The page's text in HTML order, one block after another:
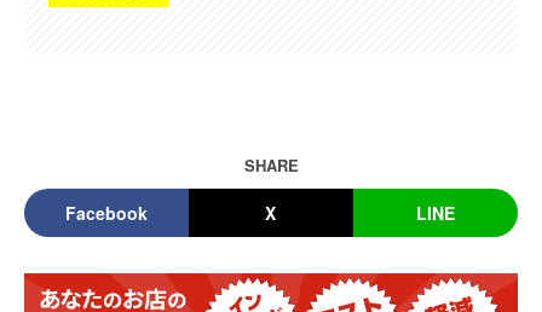
SHARE
Facebook X LINE